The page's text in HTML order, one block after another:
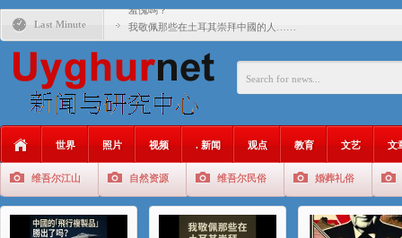
Last Minute
羞愧嗎？
我敬佩那些在土耳其崇拜中國的人……
基辛格与中国：50 年的爱与背叛
年的百年關係
大一统情结使魏京生失去理智 / 伊利夏提
伊利夏提：在自责与内疚中的挣扎
伊利夏提：消失在集中营的红衣女孩
世界 照片 视频 . 新闻 观点 教育 文艺 文
维吾尔江山 自然资源 维吾尔民俗 婚葬礼俗